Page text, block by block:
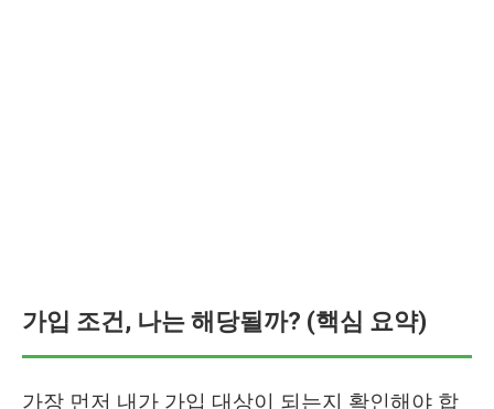
가입 조건, 나는 해당될까? (핵심 요약)
가장 먼저 내가 가입 대상이 되는지 확인해야 합